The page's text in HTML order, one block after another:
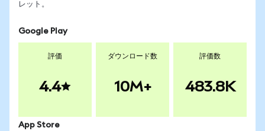
レット。
Google Play
評価
4.4
ダウンロード数
10M+
評価数
483.8K
App Store